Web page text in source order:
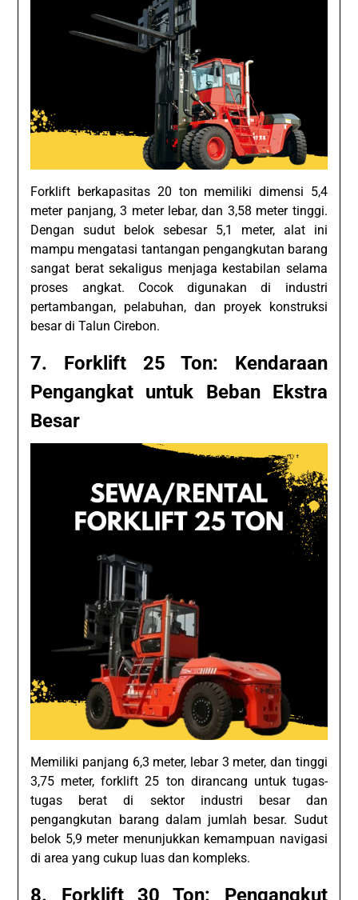
Forklift berkapasitas 20 ton memiliki dimensi 5,4
meter panjang, 3 meter lebar, dan 3,58 meter tinggi.
Dengan sudut belok sebesar 5,1 meter, alat ini
mampu mengatasi tantangan pengangkutan barang
sangat berat sekaligus menjaga kestabilan selama
proses angkat. Cocok digunakan di industri
pertambangan, pelabuhan, dan proyek konstruksi
besar di Talun Cirebon.
7. Forklift 25 Ton: Kendaraan
Pengangkat untuk Beban Ekstra
Besar
Memiliki panjang 6,3 meter, lebar 3 meter, dan tinggi
3,75 meter, forklift 25 ton dirancang untuk tugas-
tugas berat di sektor industri besar dan
pengangkutan barang dalam jumlah besar. Sudut
belok 5,9 meter menunjukkan kemampuan navigasi
di area yang cukup luas dan kompleks.
8. Forklift 30 Ton: Pengangkut